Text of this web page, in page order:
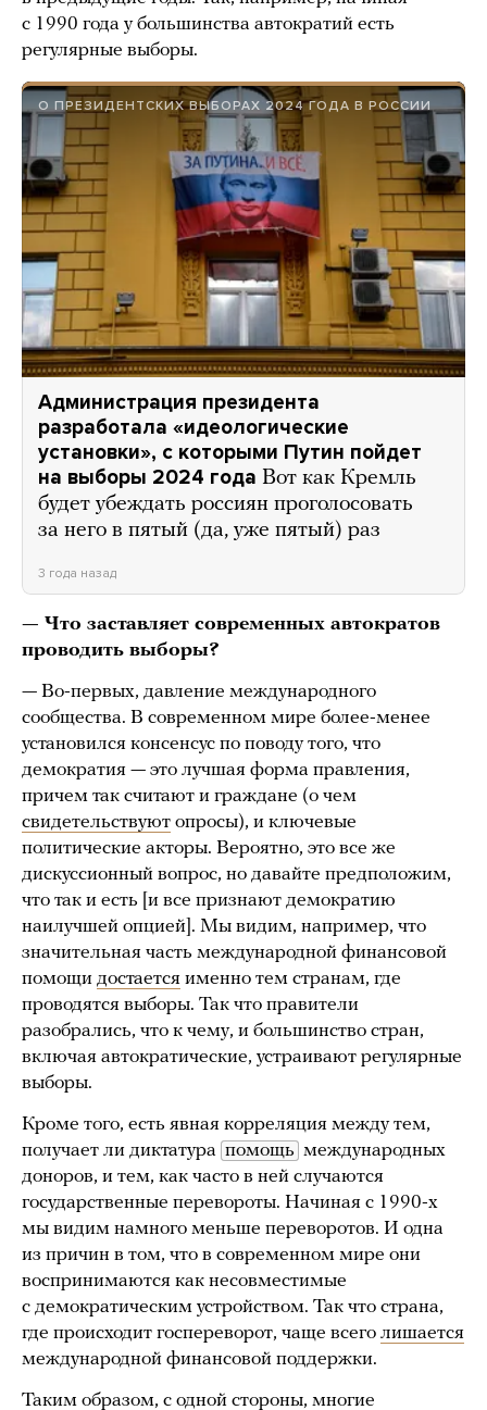
с 1990 года у большинства автократий есть
регулярные выборы.
О ПРЕЗИДЕНТСКИХ ВЫБОРАХ 2024 ГОДА В РОССИИ
Администрация президента
разработала «идеологические
установки», с которыми Путин пойдет
на выборы 2024 года Вот как Кремль
будет убеждать россиян проголосовать
за него в пятый (да, уже пятый) раз
3 года назад
— Что заставляет современных автократов
проводить выборы?
— Во-первых, давление международного
сообщества. В современном мире более-менее
установился консенсус по поводу того, что
демократия — это лучшая форма правления,
причем так считают и граждане (о чем
свидетельствуют опросы), и ключевые
политические акторы. Вероятно, это все же
дискуссионный вопрос, но давайте предположим,
что так и есть [и все признают демократию
наилучшей опцией]. Мы видим, например, что
значительная часть международной финансовой
помощи достается именно тем странам, где
проводятся выборы. Так что правители
разобрались, что к чему, и большинство стран,
включая автократические, устраивают регулярные
выборы.
Кроме того, есть явная корреляция между тем,
получает ли диктатура помощь международных
доноров, и тем, как часто в ней случаются
государственные перевороты. Начиная с 1990-х
мы видим намного меньше переворотов. И одна
из причин в том, что в современном мире они
воспринимаются как несовместимые
с демократическим устройством. Так что страна,
где происходит госпереворот, чаще всего лишается
международной финансовой поддержки.
Таким образом, с одной стороны, многие